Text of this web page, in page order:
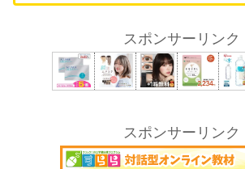
スポンサーリンク
スポンサーリンク